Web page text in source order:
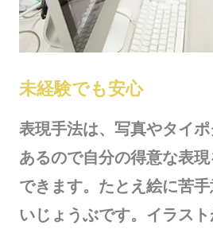
未経験でも安心
表現手法は、写真やタイ
あるので自分の得意な表
できます。たとえ絵に苦
いじょうぶです。イラス